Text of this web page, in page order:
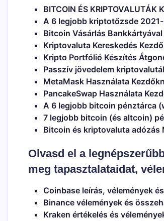
BITCOIN ÉS
A 6 legjobb kriptotőzsde
Bitcoin Vásárlás
Kriptovaluta Kereskedés
Kripto Portfólió Készítés
Passzív jövedelem
MetaMask Használata
PancakeSwap Használata
A 6 legjobb bitcoin pénztárca
7 legjobb bitcoin (és altcoin)
Bitcoin és kriptovaluta
Olvasd el a
meg tapasztalataidat,
Coinbase leírás, vélemények
Binance vélemények és
Kraken értékelés és